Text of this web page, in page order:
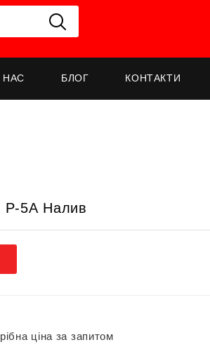
НАС БЛОГ КОНТАКТИ
Р-5А Налив
ціна за запитом